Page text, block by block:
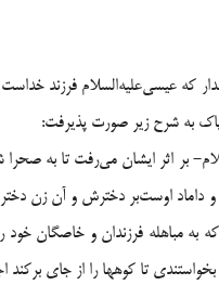
كه عيسى‌عليه‌السلام فرزند
پاك به شرح زير صورت پذيرفت:
بر اثر ايشان مى‌رفت تا به صحرا
داماد اوست‌بر دخترش و آن زن
مباهله فرزندان و خاصگان خود
تا كوهها را از جاى بركند